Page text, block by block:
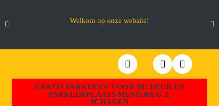
Welkom op onze website!
GRATIS PARKEREN VOOR DE DEUR EN
PARKEERPLAATS MENISWEG 2,
SCHAGEN